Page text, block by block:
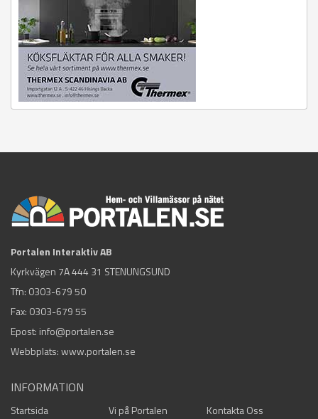
Portalen Interaktiv AB
Kyrkvägen 7A 444 31 STENUNGSUND
Tfn: 0303-679 50
Fax: 0303-679 55
Epost: info@portalen.se
Webbplats: www.portalen.se
INFORMATION
Startsida Vi på Portalen Kontakta Oss